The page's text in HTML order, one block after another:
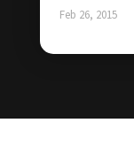
Feb 26, 2015